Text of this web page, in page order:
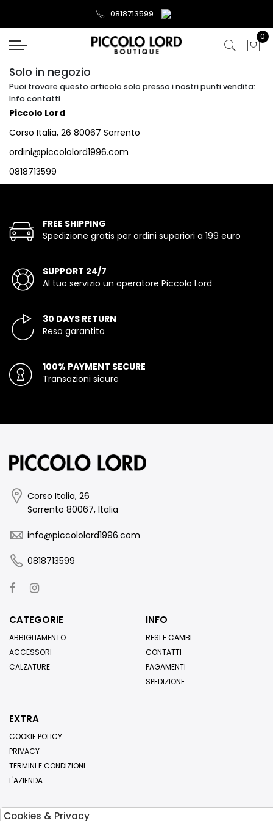
0818713599
0
Solo in negozio
Puoi trovare questo articolo solo presso i nostri punti vendita:
Info contatti
Piccolo Lord
Corso Italia, 26 80067 Sorrento
ordini@piccololord1996.com
0818713599
FREE SHIPPING
Spedizione gratis per ordini superiori a 199 euro
SUPPORT 24/7
Al tuo servizio un operatore Piccolo Lord
30 DAYS RETURN
Reso garantito
100% PAYMENT SECURE
Transazioni sicure
Corso Italia, 26
Sorrento 80067, Italia
info@piccololord1996.com
0818713599
CATEGORIE
ABBIGLIAMENTO
ACCESSORI
CALZATURE
INFO
RESI E CAMBI
CONTATTI
PAGAMENTI
SPEDIZIONE
EXTRA
COOKIE POLICY
PRIVACY
TERMINI E CONDIZIONI
L'AZIENDA
Cookies & Privacy